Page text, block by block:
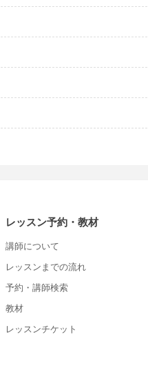
レッスン予約・教材
講師について
レッスンまでの流れ
予約・講師検索
教材
レッスンチケット